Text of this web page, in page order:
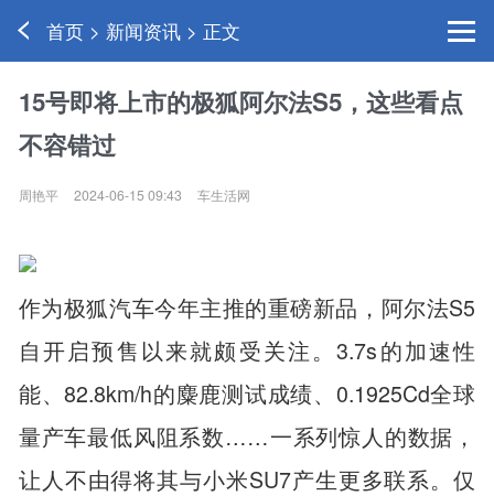
首页 > 新闻资讯 > 正文
15号即将上市的极狐阿尔法S5，这些看点
不容错过
周艳平 2024-06-15 09:43 车生活网
作为极狐汽车今年主推的重磅新品，阿尔法S5
自开启预售以来就颇受关注。3.7s的加速性
能、82.8km/h的麋鹿测试成绩、0.1925Cd全球
量产车最低风阻系数……一系列惊人的数据，
让人不由得将其与小米SU7产生更多联系。仅